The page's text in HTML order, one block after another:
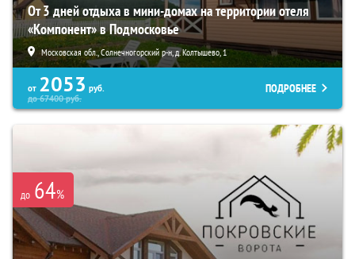
От 3 дней отдыха в мини-домах на территории отеля
«Компонент» в Подмосковье
Московская обл., Солнечногорский р-н, д. Колтышево, 1
от 2053 руб.
до67400руб.
ПОДРОБНЕЕ
до 64%